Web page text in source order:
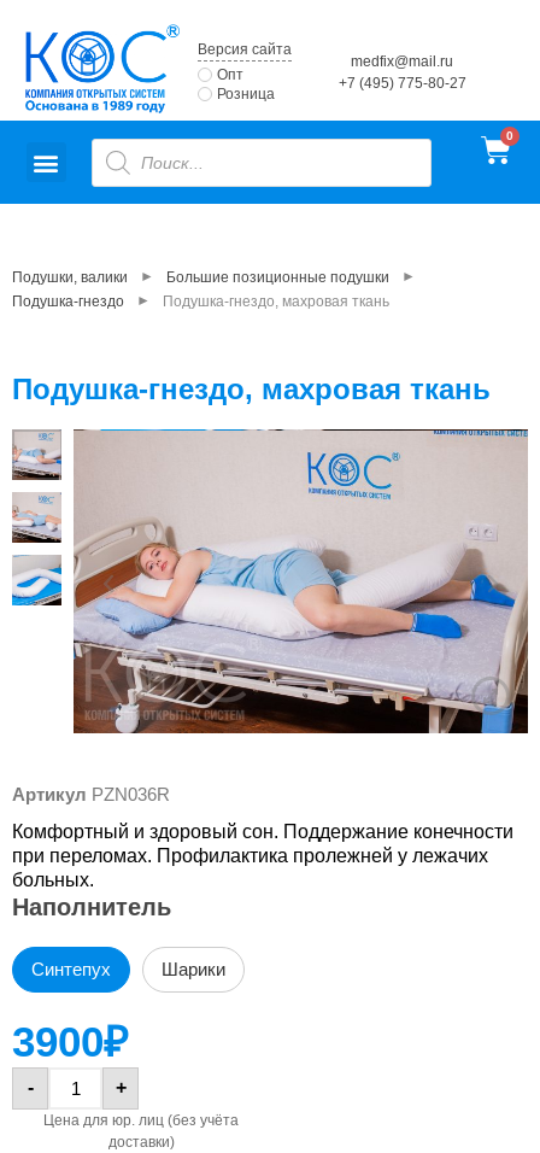
Версия сайта
Опт
Розница
medfix@mail.ru
+7 (495) 775-80-27
Подушки, валики ► Большие позиционные подушки
►
Подушка-гнездо
► Подушка-гнездо, махровая ткань
Подушка-гнездо, махровая ткань
Артикул PZN036R
Комфортный и здоровый сон. Поддержание конечности
при переломах. Профилактика пролежней у лежачих
больных.
Наполнитель
Синтепух Шарики
3900₽
- +
Цена для юр. лиц (без учёта
доставки)